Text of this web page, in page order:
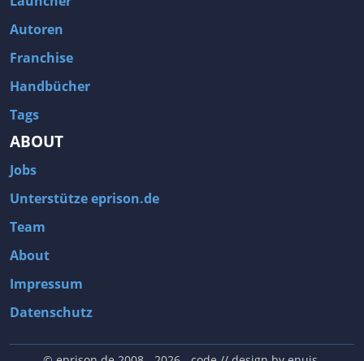
Autoren
Franchise
Handbücher
Tags
ABOUT
Jobs
Unterstütze eprison.de
Team
About
Impressum
Datenschutz